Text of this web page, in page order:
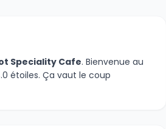
Speciality Cafe. Bienvenue au
étoiles. Ça vaut le coup